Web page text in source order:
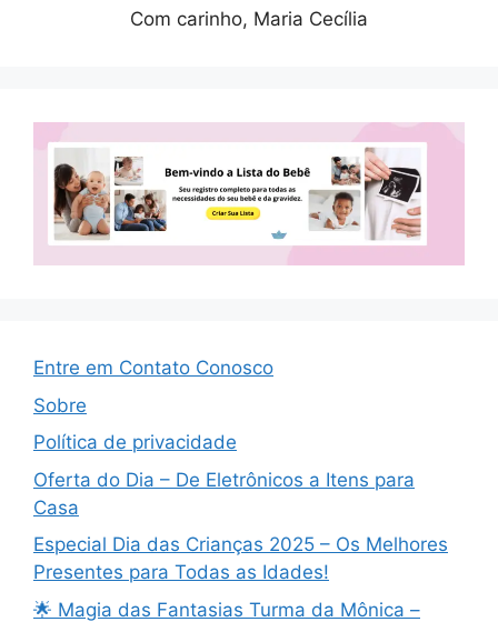
Com carinho, Maria Cecília
Entre em Contato Conosco
Sobre
Política de privacidade
Oferta do Dia – De Eletrônicos a Itens para
Casa
Especial Dia das Crianças 2025 – Os Melhores
Presentes para Todas as Idades!
🌟 Magia das Fantasias Turma da Mônica –